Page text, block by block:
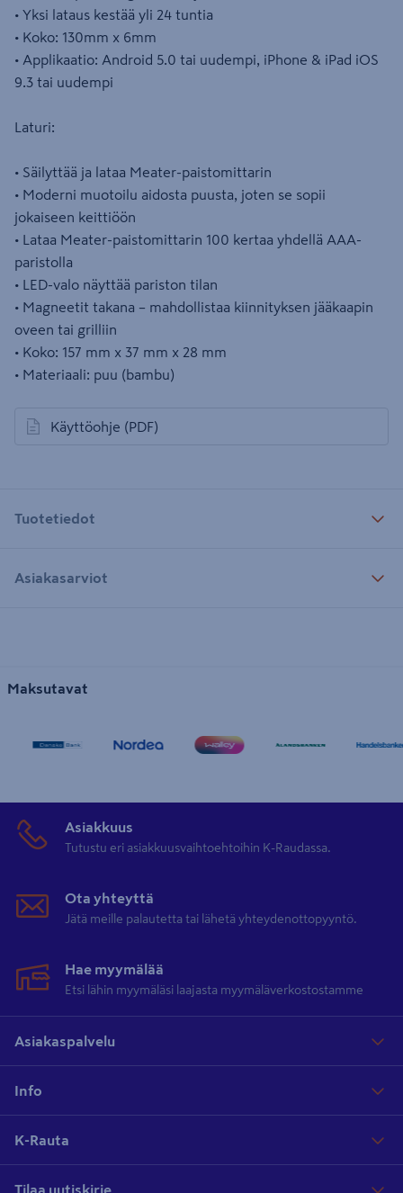
• Yksi lataus kestää yli 24 tuntia
• Koko: 130mm x 6mm
• Applikaatio: Android 5.0 tai uudempi, iPhone & iPad iOS
9.3 tai uudempi
Laturi:
• Säilyttää ja lataa Meater-paistomittarin
• Moderni muotoilu aidosta puusta, joten se sopii
jokaiseen keittiöön
• Lataa Meater-paistomittarin 100 kertaa yhdellä AAA-
paristolla
• LED-valo näyttää pariston tilan
• Magneetit takana – mahdollistaa kiinnityksen jääkaapin
oveen tai grilliin
• Koko: 157 mm x 37 mm x 28 mm
• Materiaali: puu (bambu)
Käyttöohje (PDF)
avautuu uuteen välilehteen
Tuotetiedot
Asiakasarviot
Maksutavat
Asiakkuus
Tutustu eri asiakkuusvaihtoehtoihin K-Raudassa.
Ota yhteyttä
Jätä meille palautetta tai lähetä yhteydenottopyyntö.
Hae myymälää
Etsi lähin myymäläsi laajasta myymäläverkostostamme
Asiakaspalvelu
Info
K-Rauta
Tilaa uutiskirje